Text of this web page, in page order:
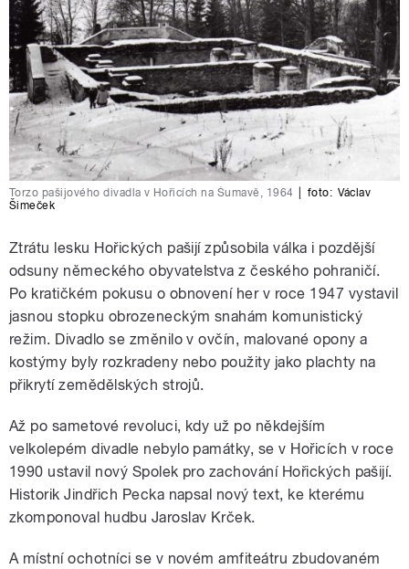
Torzo pašijového divadla v Hořicích na Šumavě, 1964 foto: Václav
Šimeček
Ztrátu lesku Hořických pašijí způsobila válka i pozdější
odsuny německého obyvatelstva z českého pohraničí.
Po kratičkém pokusu o obnovení her v roce 1947 vystavil
jasnou stopku obrozeneckým snahám komunistický
režim. Divadlo se změnilo v ovčín, malované opony a
kostýmy byly rozkradeny nebo použity jako plachty na
přikrytí zemědělských strojů.
Až po sametové revoluci, kdy už po někdejším
velkolepém divadle nebylo památky, se v Hořicích v roce
1990 ustavil nový Spolek pro zachování Hořických pašijí.
Historik Jindřich Pecka napsal nový text, ke kterému
zkomponoval hudbu Jaroslav Krček.
A místní ochotníci se v novém amfiteátru zbudovaném